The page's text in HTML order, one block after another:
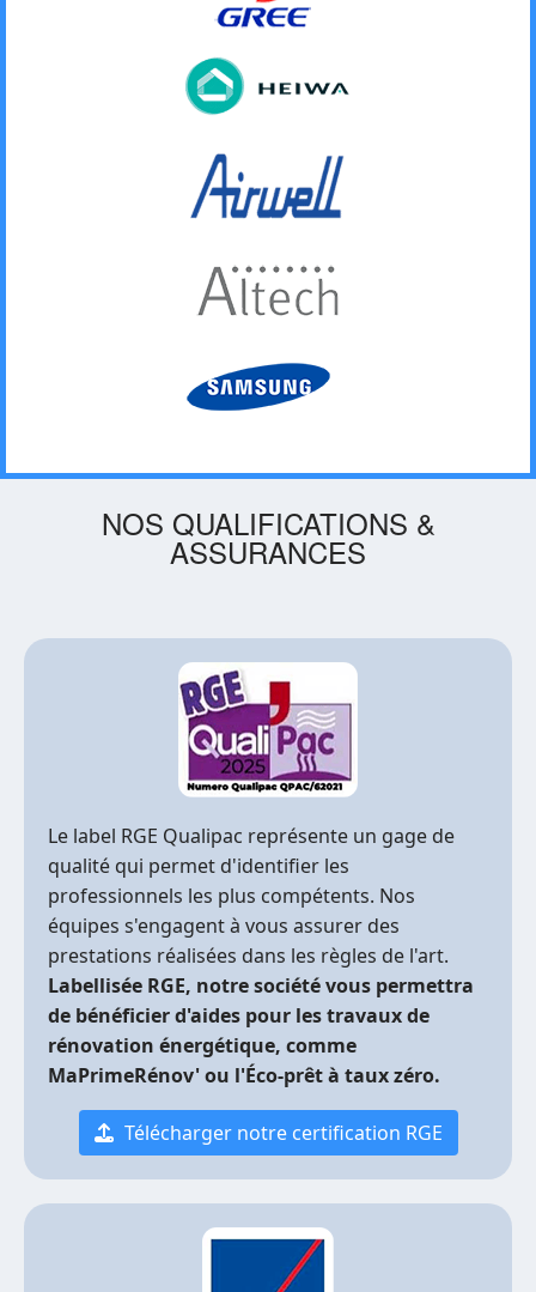
NOS QUALIFICATIONS &
ASSURANCES
Le label RGE Qualipac représente un gage de
qualité qui permet d'identifier les
professionnels les plus compétents. Nos
équipes s'engagent à vous assurer des
prestations réalisées dans les règles de l'art.
Labellisée RGE, notre société vous permettra
de bénéficier d'aides pour les travaux de
rénovation énergétique, comme
MaPrimeRénov' ou l'Éco-prêt à taux zéro.
Télécharger notre certification RGE